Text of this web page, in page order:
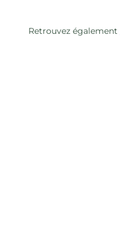
Retrouvez également